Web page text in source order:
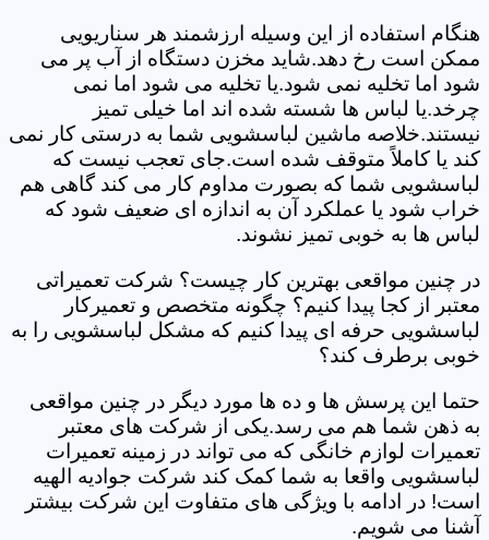
هنگام استفاده از این وسیله ارزشمند هر سناریویی
ممکن است رخ دهد.شاید مخزن دستگاه از آب پر می
شود اما تخلیه نمی شود.یا تخلیه می شود اما نمی
چرخد.یا لباس ها شسته شده اند اما خیلی تمیز
نیستند.خلاصه ماشین لباسشویی شما به درستی کار نمی
کند یا کاملاً متوقف شده است.جای تعجب نیست که
لباسشویی شما که بصورت مداوم کار می کند گاهی هم
خراب شود یا عملکرد آن به اندازه ای ضعیف شود که
لباس ها به خوبی تمیز نشوند.
در چنین مواقعی بهترین کار چیست؟ شرکت تعمیراتی
معتبر از کجا پیدا کنیم؟ چگونه متخصص و تعمیرکار
لباسشویی حرفه ای پیدا کنیم که مشکل لباسشویی را به
خوبی برطرف کند؟
حتما این پرسش ها و ده ها مورد دیگر در چنین مواقعی
به ذهن شما هم می رسد.یکی از شرکت های معتبر
تعمیرات لوازم خانگی که می تواند در زمینه تعمیرات
لباسشویی واقعا به شما کمک کند شرکت جوادیه الهیه
است! در ادامه با ویژگی های متفاوت این شرکت بیشتر
آشنا می شویم.